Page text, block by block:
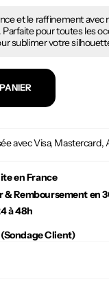
et le raffinement avec
pour toutes les
sublimer votre
avec Visa, Mastercard,
en France
& Remboursement en
à 48h
Client)